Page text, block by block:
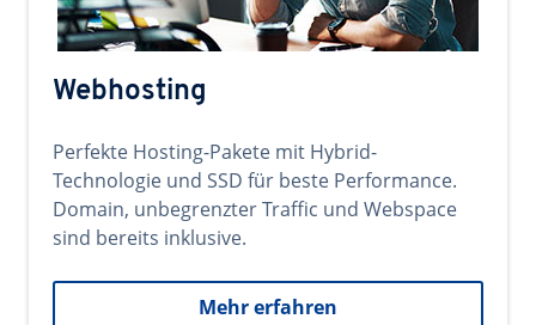
Webhosting
Perfekte Hosting-Pakete mit Hybrid-
Technologie und SSD für beste Performance.
Domain, unbegrenzter Traffic und Webspace
sind bereits inklusive.
Mehr erfahren